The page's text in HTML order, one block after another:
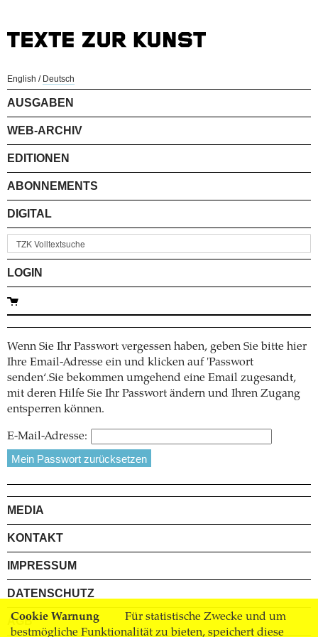
Cookie Warnung
Für statistische Zwecke und um
bestmögliche Funktionalität zu bieten, speichert diese
English / Deutsch
AUSGABEN
WEB-ARCHIV
EDITIONEN
ABONNEMENTS
DIGITAL
LOGIN
Wenn Sie Ihr Passwort vergessen haben, geben Sie bitte hier
Ihre Email-Adresse ein und klicken auf 'Passwort
senden‘.Sie bekommen umgehend eine Email zugesandt,
mit deren Hilfe Sie Ihr Passwort ändern und Ihren Zugang
entsperren können.
E-Mail-Adresse:
MEDIA
KONTAKT
IMPRESSUM
DATENSCHUTZ
AGB